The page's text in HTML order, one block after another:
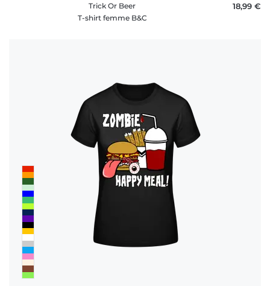
Trick Or Beer
T-shirt femme B&C
18,99 €